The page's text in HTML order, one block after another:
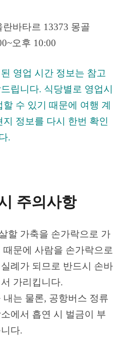
란바타르 13373 몽골
오후 10:00
영업 시간 정보는 참고
립니다. 식당별로 영업시
수 있기 때문에 여행 계
정보를 다시 한번 확인
.
주의사항
할 가축을 손가락으로 가
때문에 사람을 손가락으로
례가 되므로 반드시 손바
가리킵니다.
내는 물론, 공항버스 정류
에서 흡연 시 벌금이 부
다.